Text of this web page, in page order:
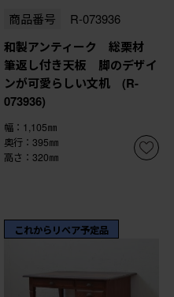
商品番号 R-073936
和製アンティーク 総栗材
筆返し付き天板 脚のデザイ
ンが可愛らしい文机 (R-
073936)
幅：1,105㎜
奥行：395㎜
高さ：320㎜
これからリペア予定品